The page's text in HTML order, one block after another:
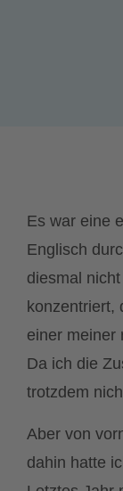
Es war eine
Englisch
diesmal
konzentriert,
einer meiner
Da ich die
trotzdem
Aber von
dahin hatte